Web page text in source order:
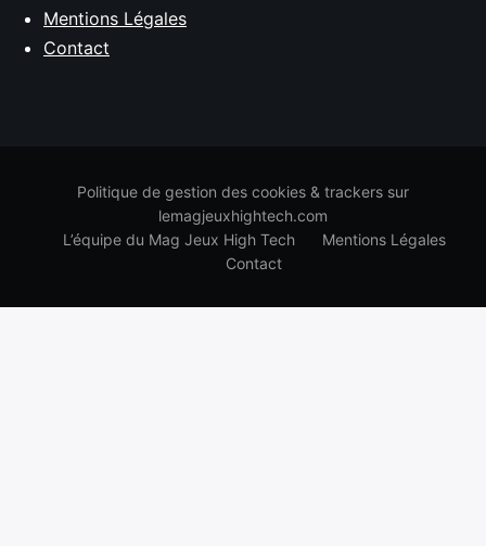
Mentions Légales
Contact
Politique de gestion des cookies & trackers sur
lemagjeuxhightech.com
L’équipe du Mag Jeux High Tech
Mentions Légales
Contact